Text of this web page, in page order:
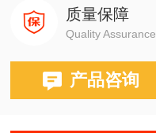
质量保障
Quality Assurance
产品咨询